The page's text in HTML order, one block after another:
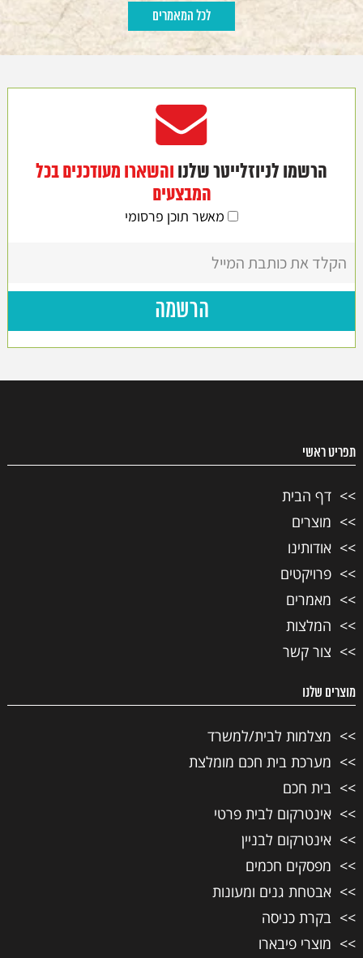
לכל המאמרים
הרשמו לניוזלייטר שלנו והשארו מעודכנים בכל
המבצעים
מאשר תוכן פרסומי
תפריט ראשי
דף הבית
מוצרים
אודותינו
פרויקטים
מאמרים
המלצות
צור קשר
מוצרים שלנו
מצלמות לבית/למשרד
מערכת בית חכם מומלצת
בית חכם
אינטרקום לבית פרטי
אינטרקום לבניין
מפסקים חכמים
אבטחת גנים ומעונות
בקרת כניסה
מוצרי פיבארו